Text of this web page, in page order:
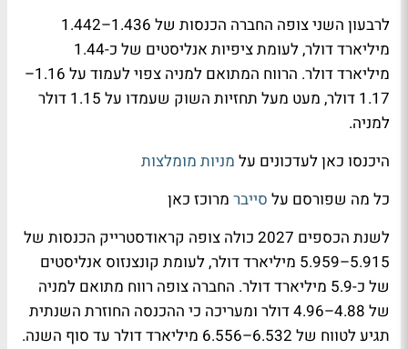
לרבעון השני צופה החברה הכנסות של 1.436–1.442
מיליארד דולר, לעומת ציפיות אנליסטים של כ-1.44
מיליארד דולר. הרווח המתואם למניה צפוי לעמוד על 1.16–
1.17 דולר, מעט מעל תחזיות השוק שעמדו על 1.15 דולר
למניה.
היכנסו כאן לעדכונים על מניות מומלצות
כל מה שפורסם על סייבר מרוכז כאן
לשנת הכספים 2027 כולה צופה קראודסטרייק הכנסות של
5.915–5.959 מיליארד דולר, לעומת קונצנזוס אנליסטים
של כ-5.9 מיליארד דולר. החברה צופה רווח מתואם למניה
של 4.88–4.96 דולר ומעריכה כי ההכנסה החוזרת השנתית
תגיע לטווח של 6.532–6.556 מיליארד דולר עד סוף השנה.